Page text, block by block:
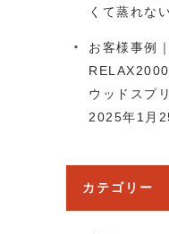
くて蒸れな
お客様事例
ウッドスプ
2025年1月
カテゴリー